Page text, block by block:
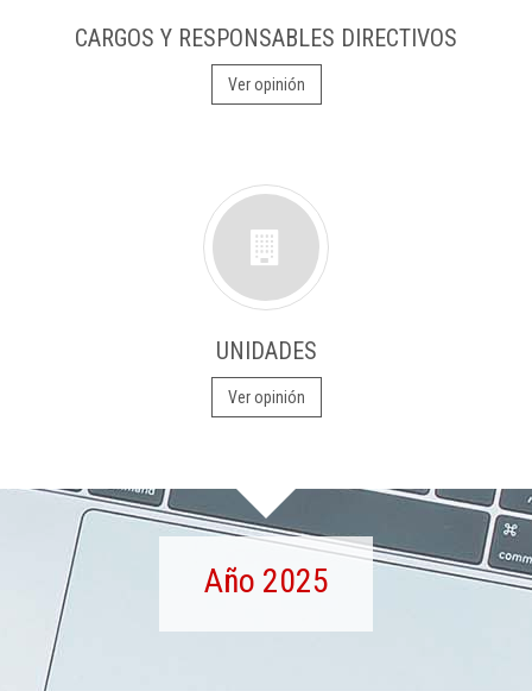
CARGOS Y RESPONSABLES DIRECTIVOS
Ver opinión
UNIDADES
Ver opinión
Año 2025